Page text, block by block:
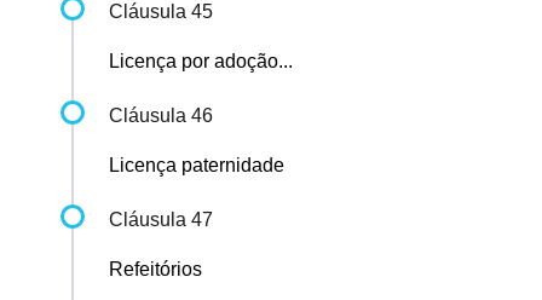
Cláusula 45
Licença por adoção...
Cláusula 46
Licença paternidade
Cláusula 47
Refeitórios